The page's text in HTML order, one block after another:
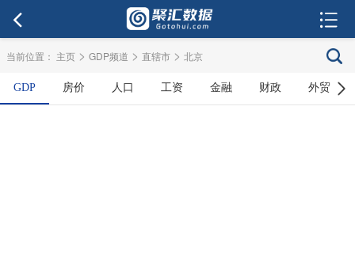
当前位置： 主页 > GDP频道 > 直辖市 > 北京
GDP 房价 人口 工资 金融 财政 外贸